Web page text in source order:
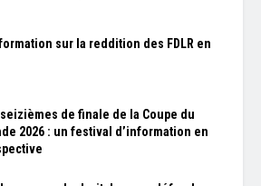
sur la reddition des FDLR en
seizièmes de finale de la Coupe du
2026 : un festival d’information en